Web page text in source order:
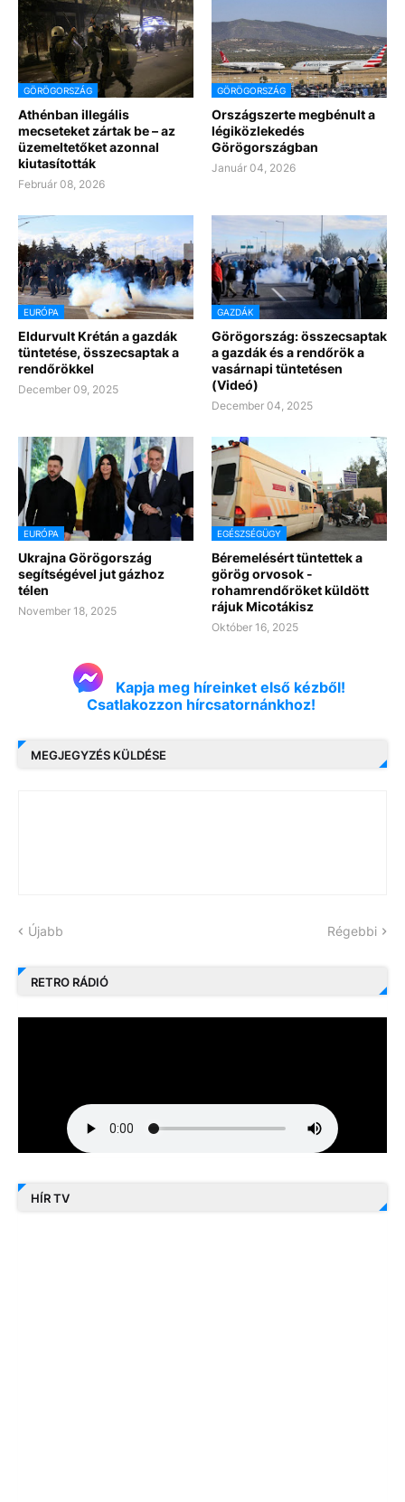
GÖRÖGORSZÁG
Athénban illegális
mecseteket zártak be – az
üzemeltetőket azonnal
kiutasították
Február 08, 2026
GÖRÖGORSZÁG
Országszerte megbénult a
légiközlekedés
Görögországban
Január 04, 2026
EURÓPA
Eldurvult Krétán a gazdák
tüntetése, összecsaptak a
rendőrökkel
December 09, 2025
GAZDÁK
Görögország: összecsaptak
a gazdák és a rendőrök a
vasárnapi tüntetésen
(Videó)
December 04, 2025
EURÓPA
Ukrajna Görögország
segítségével jut gázhoz
télen
November 18, 2025
EGÉSZSÉGÜGY
Béremelésért tüntettek a
görög orvosok -
rohamrendőröket küldött
rájuk Micotákisz
Október 16, 2025
Kapja meg híreinket első kézből!
Csatlakozzon hírcsatornánkhoz!
MEGJEGYZÉS KÜLDÉSE
Újabb Régebbi
RETRO RÁDIÓ
HÍR TV